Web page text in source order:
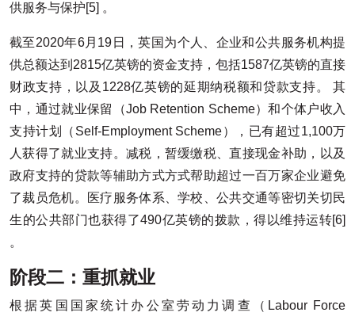
供服务与保护[5] 。
截至2020年6月19日，英国为个人、企业和公共服务机构提
供总额达到2815亿英镑的资金支持，包括1587亿英镑的直接
财政支持，以及1228亿英镑的延期纳税额和贷款支持。 其
中，通过就业保留（Job Retention Scheme）和个体户收入
支持计划（Self-Employment Scheme），已有超过1,100万
人获得了就业支持。减税，暂缓缴税、直接现金补助，以及
政府支持的贷款等辅助方式方式帮助超过一百万家企业避免
了裁员危机。医疗服务体系、学校、公共交通等密切关切民
生的公共部门也获得了490亿英镑的拨款，得以维持运转[6]
。
阶段二：重抓就业
根据英国国家统计办公室劳动力调查（Labour Force